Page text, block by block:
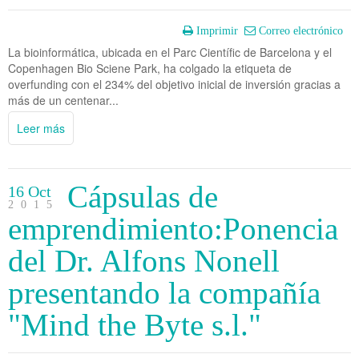
Imprimir Correo electrónico
La bioinformática, ubicada en el Parc Científic de Barcelona y el
Copenhagen Bio Sciene Park, ha colgado la etiqueta de
overfunding con el 234% del objetivo inicial de inversión gracias a
más de un centenar...
Leer más
16 Oct
2015
Cápsulas de
emprendimiento:Ponencia
del Dr. Alfons Nonell
presentando la compañía
"Mind the Byte s.l."